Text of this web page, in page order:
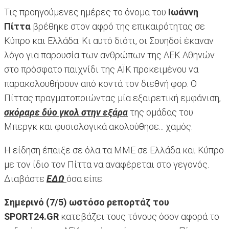
Τις προηγούμενες ημέρες το όνομα του Ιωάννη
Πίττα βρέθηκε στον αφρό της επικαιρότητας σε
Κύπρο και Ελλάδα. Κι αυτό διότι, οι Σουηδοί έκαναν
λόγο για παρουσία των ανθρώπων της ΑΕΚ Αθηνών
στο πρόσφατο παιχνίδι της ΑΪΚ προκειμένου να
παρακολουθήσουν από κοντά τον διεθνή φορ. Ο
Πίττας πραγματοποιώντας μία εξαιρετική εμφάνιση,
σκόραρε δύο γκολ στην εξάρατης ομάδας του
Μπεργκ και φυσιολογικά ακολούθησε... χαμός.
Η είδηση έπαιξε σε όλα τα ΜΜΕ σε Ελλάδα και Κύπρο
με τον ίδιο τον Πίττα να αναφέρεται στο γεγονός.
Διαβάστε ΕΔΩ όσα είπε.
Σημερινό (7/5) ωστόσο ρεπορτάζ του
SPORT24.GR κατεβάζει τους τόνους όσον αφορά το